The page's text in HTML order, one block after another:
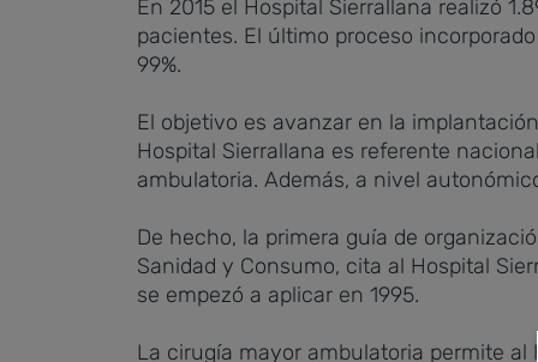
En 2015 el Hospital Sierrallana realizó
pacientes. El último proceso
99%.
El objetivo es avanzar en la
Hospital Sierrallana es referente
ambulatoria. Además, a nivel
De hecho, la primera guía de
Sanidad y Consumo, cita al Hospital
se empezó a aplicar en 1995.
La cirugía mayor ambulatoria permite